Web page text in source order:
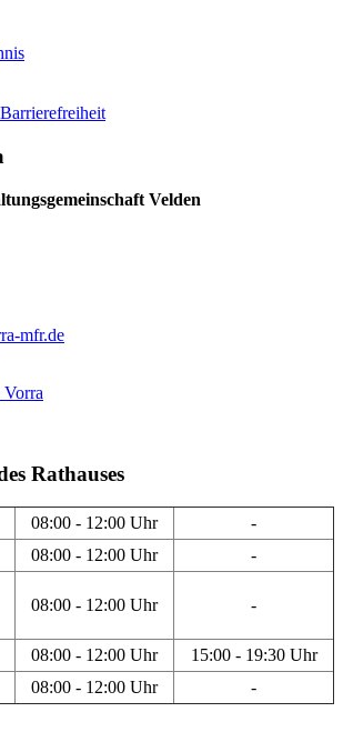
Velden
mfr.de
Vorra
Rathauses
08:00 - 12:00 Uhr
-
08:00 - 12:00 Uhr -
08:00 - 12:00 Uhr -
08:00 - 12:00 Uhr
15:00 - 19:30 Uhr
08:00 - 12:00 Uhr -